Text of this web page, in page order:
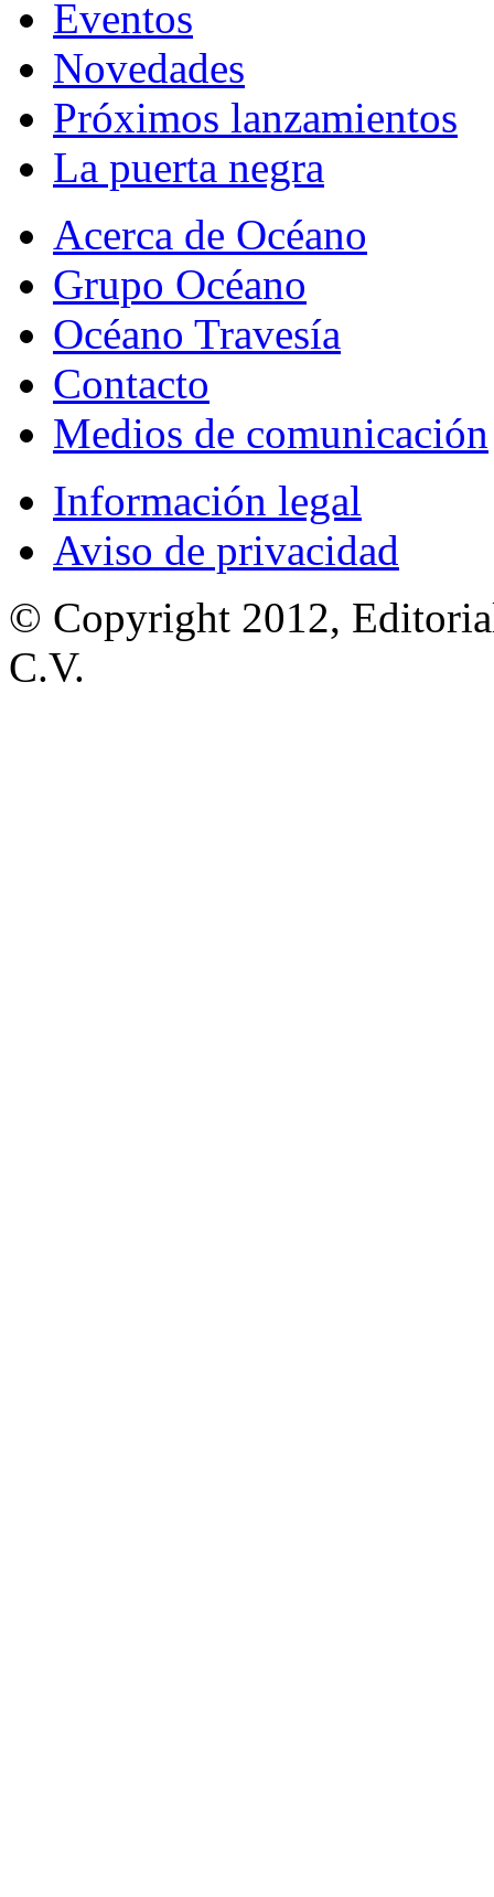
Eventos
Novedades
Próximos lanzamientos
La puerta negra
Acerca de Océano
Grupo Océano
Océano Travesía
Contacto
Medios de comunicación
Información legal
Aviso de privacidad
© Copyright 2012,
C.V.